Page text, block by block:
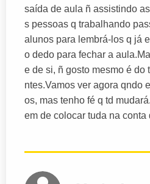
saída de aula ñ assistindo
s pessoas q trabalhando
alunos para lembrá-los q já
o dedo para fechar a
e de si, ñ gosto mesmo é do
ntes.Vamos ver agora qndo
os, mas tenho fé q td
em de colocar tuda na conta